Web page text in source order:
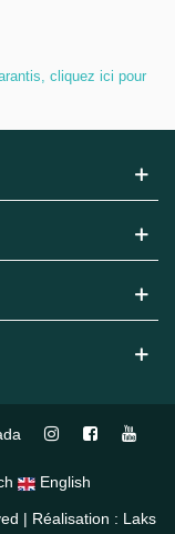
cliquez ici pour
English
| Réalisation : Laks